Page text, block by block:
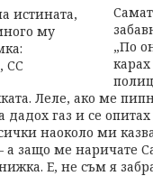
„По
Леле, ако ме
дадох газ и се
наоколо ми
а защо ме наричате
Е, не съм я